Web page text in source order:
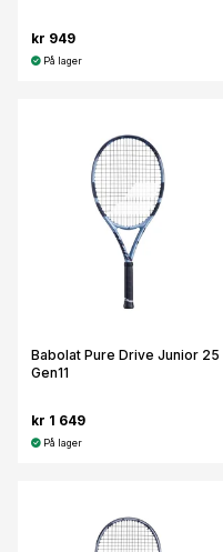
kr 949
På lager
Babolat Pure Drive Junior 25
Gen11
kr 1 649
På lager